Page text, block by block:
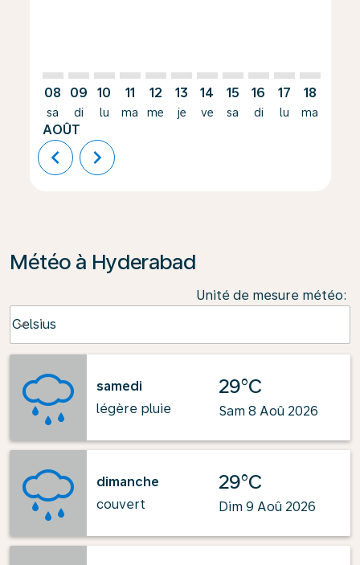
08
sa
AOÛT
09
di
10
lu
11
ma
12
me
13
je
14
ve
15
sa
16
di
17
lu
18
ma
chevron_left chevron_right
Météo à Hyderabad
Unité de mesure météo:
Celsius
keyboard_arrow_down
samedi
légère pluie
29°C
Sam 8 Aoû 2026
dimanche
couvert
29°C
Dim 9 Aoû 2026